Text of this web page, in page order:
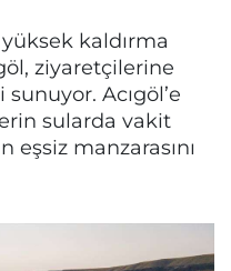
kaldırma
ziyaretçilerine
Acıgöl’e
sularda vakit
manzarasını